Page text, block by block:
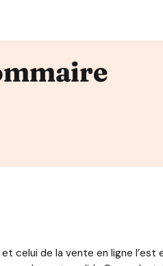
celui de la vente en ligne l’est